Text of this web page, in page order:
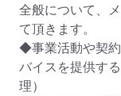
全般について、
て頂きます。
◆事業活動や契
バイスを提供す
理）